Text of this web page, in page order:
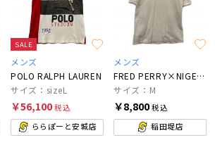
SALE
メンズ
POLO RALPH LAUREN
サイズ：sizeL
￥56,100税込
ららぽーと安城店
メンズ
FRED PERRY×NIGEL CABOURN
サイズ：M
￥8,800税込
稲田堤店